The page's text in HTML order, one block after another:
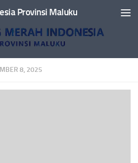
Provinsi Maluku
8, 2025